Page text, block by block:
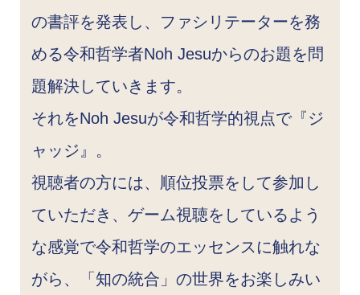
の書評を発表し、ファシリテーターを務
める令和哲学者Noh Jesuからのお題を問
題解決していきます。
それをNoh Jesuが令和哲学的視点で『ジ
ャッジ』。
視聴者の方には、順位投票をして参加し
ていただき、ゲーム視聴をしているよう
な感覚で令和哲学のエッセンスに触れな
がら、「知の統合」の世界をお楽しみい